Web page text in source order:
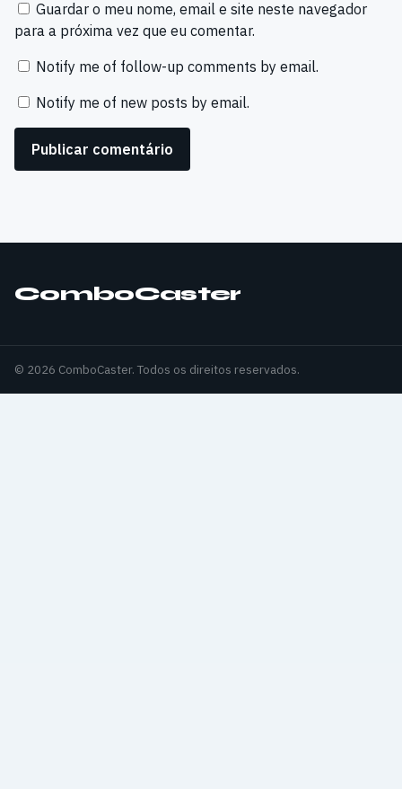
Guardar o meu nome, email e site neste navegador
para a próxima vez que eu comentar.
Notify me of follow-up comments by email.
Notify me of new posts by email.
ComboCaster
© 2026 ComboCaster. Todos os direitos reservados.